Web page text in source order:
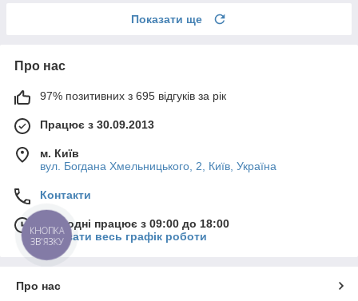
Показати ще
Про нас
97% позитивних з 695 відгуків за рік
Працює з 30.09.2013
м. Київ
вул. Богдана Хмельницького, 2, Київ, Україна
Контакти
Сьогодні працює з 09:00 до 18:00
Показати весь графік роботи
Про нас
КНОПКА
ЗВ'ЯЗКУ